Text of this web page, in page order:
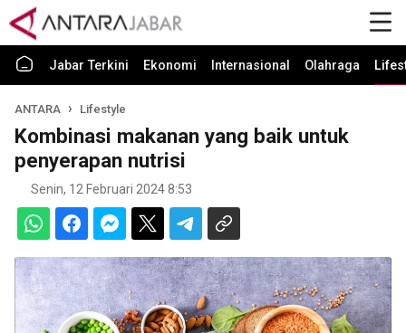
Jabar Terkini Ekonomi Internasional Olahraga
ANTARA Lifestyle
Kombinasi makanan yang baik untuk
penyerapan nutrisi
Senin, 12 Februari 2024 8:53